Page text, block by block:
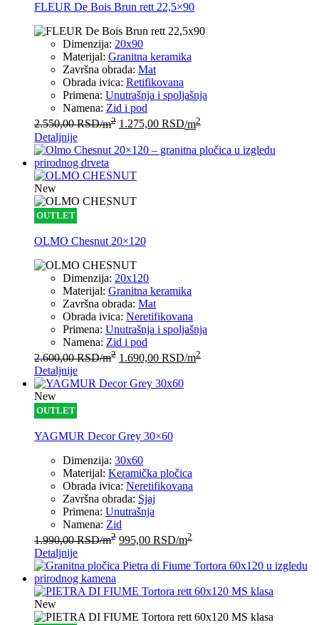
FLEUR De Bois Brun rett 22,5×90
Dimenzija: 20x90
Materijal: Granitna keramika
Završna obrada: Mat
Obrada ivica: Retifikovana
Primena: Unutrašnja i spoljašnja
Namena: Zid i pod
2.550,00RSD/m2 1.275,00 RSD/m2
Detaljnije
New
OUTLET
OLMO Chesnut 20×120
Dimenzija: 20x120
Materijal: Granitna keramika
Završna obrada: Mat
Obrada ivica: Neretifikovana
Primena: Unutrašnja i spoljašnja
Namena: Zid i pod
2.600,00RSD/m2 1.690,00 RSD/m2
Detaljnije
New
OUTLET
YAGMUR Decor Grey 30×60
Dimenzija: 30x60
Materijal: Keramička pločica
Obrada ivica: Neretifikovana
Završna obrada: Sjaj
Primena: Unutrašnja
Namena: Zid
1.990,00RSD/m2 995,00 RSD/m2
Detaljnije
New